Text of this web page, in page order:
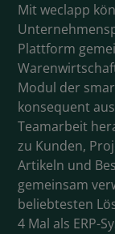
Mit weclapp
Plattform
Modul der
konsequent
Teamarbeit
zu Kunden,
Artikeln und
gemeinsam
beliebtesten
4 Mal als ERP-